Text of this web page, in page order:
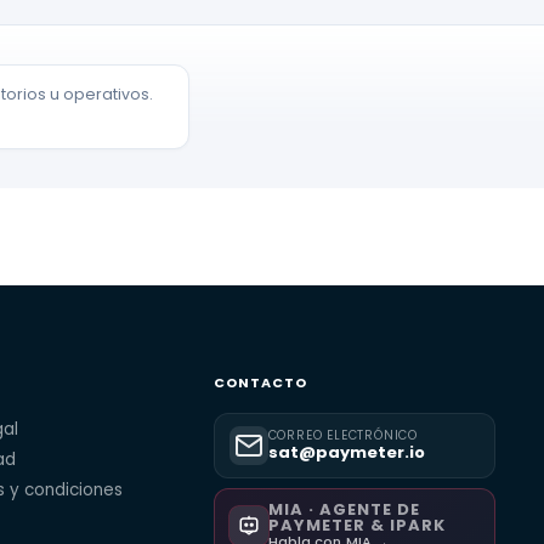
u operativos.
y condiciones
CONTACTO
CORREO ELECTRÓNICO
sat@paymeter.io
MIA · AGENTE DE
PAYMETER & IPARK